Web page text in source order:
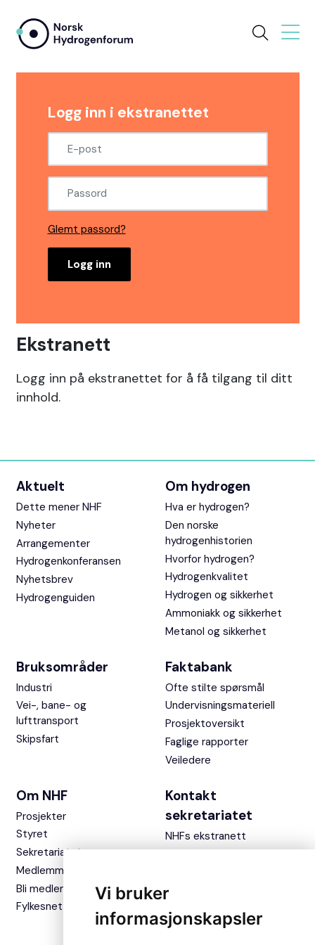
Vi bruker
informasjonskapsler
Logg inn i ekstranettet
Glemt passord?
Ekstranett
Logg inn på ekstranettet for å få tilgang til ditt
innhold.
Aktuelt
Dette mener NHF
Nyheter
Arrangementer
Hydrogenkonferansen
Nyhetsbrev
Hydrogenguiden
Om hydrogen
Hva er hydrogen?
Den norske
hydrogenhistorien
Hvorfor hydrogen?
Hydrogenkvalitet
Hydrogen og sikkerhet
Ammoniakk og sikkerhet
Metanol og sikkerhet
Bruksområder
Industri
Vei-, bane- og
lufttransport
Skipsfart
Faktabank
Ofte stilte spørsmål
Undervisningsmateriell
Prosjektoversikt
Faglige rapporter
Veiledere
Om NHF
Prosjekter
Styret
Sekretariatet
Medlemmer
Bli medlem
Fylkesnettverket
Kontakt
sekretariatet
NHFs ekstranett